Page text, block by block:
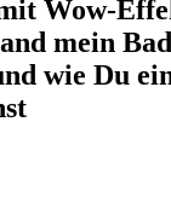
Wow-
mein
wie Du